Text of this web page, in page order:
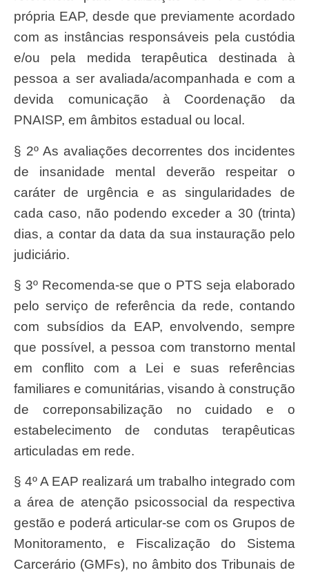
própria EAP, desde que previamente acordado
com as instâncias responsáveis pela custódia
e/ou pela medida terapêutica destinada à
pessoa a ser avaliada/acompanhada e com a
devida comunicação à Coordenação da
PNAISP, em âmbitos estadual ou local.
§ 2º As avaliações decorrentes dos incidentes
de insanidade mental deverão respeitar o
caráter de urgência e as singularidades de
cada caso, não podendo exceder a 30 (trinta)
dias, a contar da data da sua instauração pelo
judiciário.
§ 3º Recomenda-se que o PTS seja elaborado
pelo serviço de referência da rede, contando
com subsídios da EAP, envolvendo, sempre
que possível, a pessoa com transtorno mental
em conflito com a Lei e suas referências
familiares e comunitárias, visando à construção
de correponsabilização no cuidado e o
estabelecimento de condutas terapêuticas
articuladas em rede.
§ 4º A EAP realizará um trabalho integrado com
a área de atenção psicossocial da respectiva
gestão e poderá articular-se com os Grupos de
Monitoramento, e Fiscalização do Sistema
Carcerário (GMFs), no âmbito dos Tribunais de